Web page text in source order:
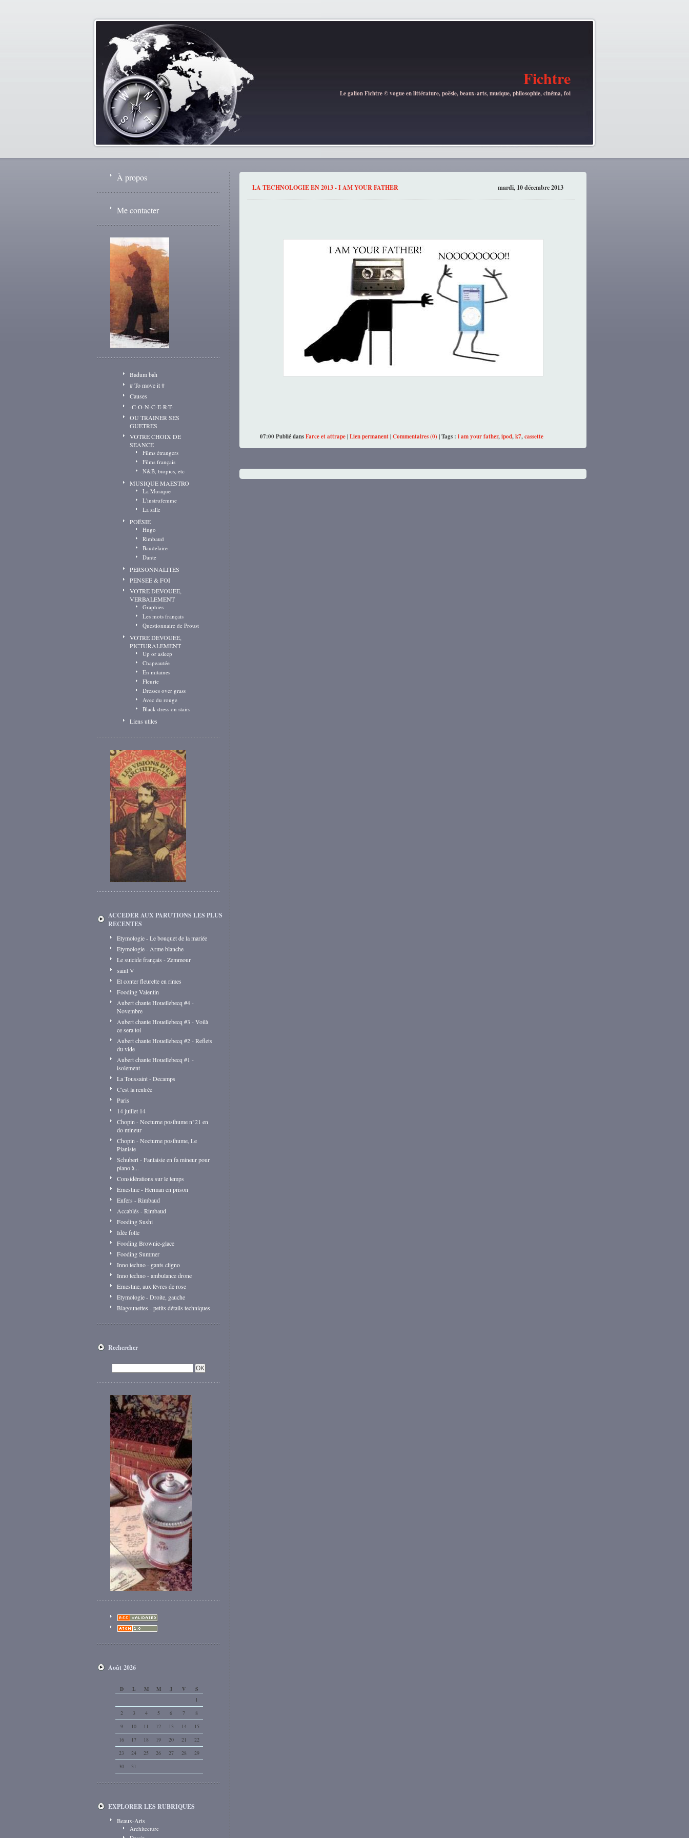
Fichtre
Le galion Fichtre © vogue en littérature, poësie, beaux-arts, musique, philosophie, cinéma, foi
À propos
Me contacter
Badum bah
# To move it #
Causes
-C-O-N-C-E-R-T-
OU TRAINER SES
GUETRES
VOTRE CHOIX DE
SEANCE
Films étrangers
Films français
N&B, biopics, etc
MUSIQUE MAESTRO
La Musique
L'instrufemme
La salle
POËSIE
Hugo
Rimbaud
Baudelaire
Dante
PERSONNALITES
PENSEE & FOI
VOTRE DEVOUEE,
VERBALEMENT
Graphies
Les mots français
Questionnaire de Proust
VOTRE DEVOUEE,
PICTURALEMENT
Up or asleep
Chapeautée
En mitaines
Fleurie
Dresses over grass
Avec du rouge
Black dress on stairs
Liens utiles
ACCEDER AUX PARUTIONS LES PLUS
RECENTES
Etymologie - Le bouquet de la mariée
Etymologie - Arme blanche
Le suicide français - Zemmour
saint V
Et conter fleurette en rimes
Fooding Valentin
Aubert chante Houellebecq #4 -
Novembre
Aubert chante Houellebecq #3 - Voilà
ce sera toi
Aubert chante Houellebecq #2 - Reflets
du vide
Aubert chante Houellebecq #1 -
isolement
La Toussaint - Decamps
C'est la rentrée
Paris
14 juillet 14
Chopin - Nocturne posthume n°21 en
do mineur
Chopin - Nocturne posthume, Le
Pianiste
Schubert - Fantaisie en fa mineur pour
piano à...
Considérations sur le temps
Ernestine - Herman en prison
Enfers - Rimbaud
Accablés - Rimbaud
Fooding Sushi
Idée folle
Fooding Brownie-glace
Fooding Summer
Inno techno - gants cligno
Inno techno - ambulance drone
Ernestine, aux lèvres de rose
Etymologie - Droite, gauche
Blagounettes - petits détails techniques
Rechercher
Août 2026
D L M M J V
S
1
2
3 4 5 6 7
8
9
10 11 12 13 14
15
16
17 18 19 20 21
22
23
24 25 26 27 28
29
30
31
EXPLORER LES RUBRIQUES
Beaux-Arts
Architecture
mardi, 10 décembre 2013
LA TECHNOLOGIE EN 2013 - I AM YOUR FATHER
07:00 Publié dansFarce et attrape|Lien permanent|Commentaires (0) | Tags : i am your father,ipod,k7,cassette